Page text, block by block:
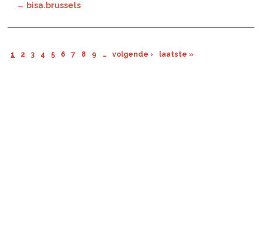
→ bisa.brussels
1 2 3 4 5 6 7 8 9 … volgende › laatste »